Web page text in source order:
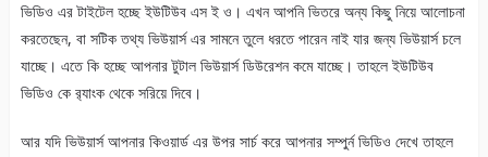
ভিডিও এর টাইটেল হচ্ছে ইউটিউব এস ই ও। এখন আপনি ভিতরে অন্য কিছু নিয়ে আলোচনা
করতেছেন, বা সটিক তথ্য ভিউয়ার্স এর সামনে তুলে ধরতে পারেন নাই যার জন্য ভিউয়ার্স চলে
যাচ্ছে। এতে কি হচ্ছে আপনার টুটাল ভিউয়ার্স ডিউরেশন কমে যাচ্ছে। তাহলে ইউটিউব
ভিডিও কে র‍্যাংক থেকে সরিয়ে দিবে।
আর যদি ভিউয়ার্স আপনার কিওয়ার্ড এর উপর সার্চ করে আপনার সম্পুর্ন ভিডিও দেখে তাহলে